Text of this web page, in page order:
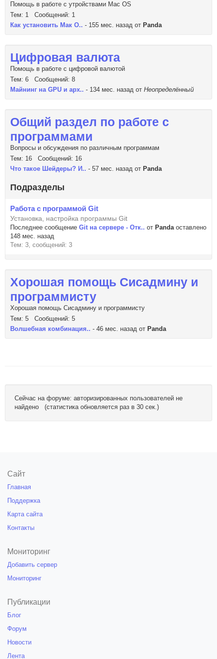
Помощь в работе с утройствами Mac OS
Тем: 1 Сообщений: 1
Как установить Мак О.. - 155 мес. назад от Panda
Цифровая валюта
Помощь в работе с цифровой валютой
Тем: 6 Сообщений: 8
Майнинг на GPU и арх.. - 134 мес. назад от Неопределённый
Общий раздел по работе с
программами
Вопросы и обсуждения по различным программам
Тем: 16 Сообщений: 16
Что такое Шейдеры? И.. - 57 мес. назад от Panda
Подразделы
Работа с программой Git
Установка, настройка программы Git
Последнее сообщение Git на сервере - Отк.. от Pandaоставлено
148 мес. назад
Тем: 3, сообщений: 3
Хорошая помощь Сисадмину и
программисту
Хорошая помощь Сисадмину и программисту
Тем: 5 Сообщений: 5
Волшебная комбинация.. - 46 мес. назад от Panda
Сейчас на форуме: авторизированных пользователей не
найдено (статистика обновляется раз в 30 сек.)
Сайт
Главная
Поддержка
Карта сайта
Контакты
Мониторинг
Добавить сервер
Мониторинг
Публикации
Блог
Форум
Новости
Лента